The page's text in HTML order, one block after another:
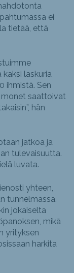
ei
tietää, että
laskuria
ihmistä. Sen
monet saattoivat
hän
jatkoa ja
tulevaisuutta.
luvata.
yhteen,
tunnelmassa.
jokaiselta
mikä
yrityksen
harkita